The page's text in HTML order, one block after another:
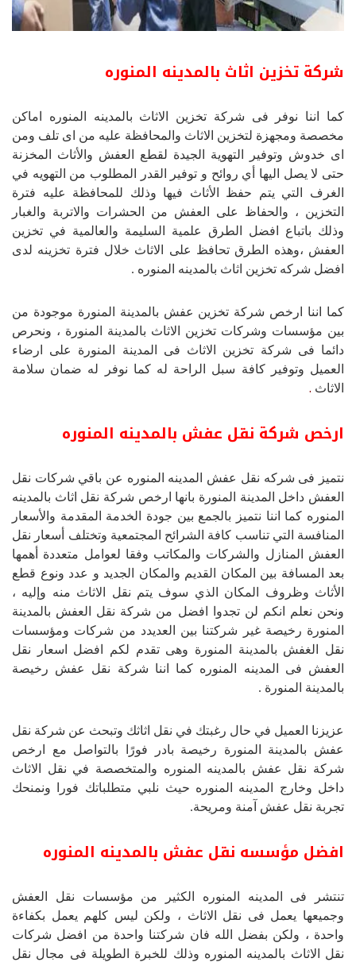
شركة تخزين اثاث بالمدينه المنوره
كما اننا نوفر فى شركة تخزين الاثاث بالمدينه المنوره اماكن
مخصصة ومجهزة لتخزين الاثاث والمحافظة عليه من اى تلف ومن
اى خدوش وتوفير التهوية الجيدة لقطع العفش والأثاث المخزنة
حتى لا يصل اليها أي روائح و توفير القدر المطلوب من التهويه في
الغرف التي يتم حفظ الأثاث فيها وذلك للمحافظة عليه فترة
التخزين ، والحفاظ على العفش من الحشرات والاتربة والغبار
وذلك باتباع افضل الطرق علمية السليمة والعالمية في تخزين
العفش ،وهذه الطرق تحافظ على الاثاث خلال فترة تخزينه لدى
افضل شركه تخزين اثاث بالمدينه المنوره .
كما اننا ارخص شركة تخزين عفش بالمدينة المنورة موجودة من
بين مؤسسات وشركات تخزين الاثاث بالمدينة المنورة ، ونحرص
دائما فى شركة تخزين الاثاث فى المدينة المنورة على ارضاء
العميل وتوفير كافة سبل الراحة له كما نوفر له ضمان سلامة
الاثاث .
ارخص شركة نقل عفش بالمدينه المنوره
نتميز فى شركه نقل عفش المدينه المنوره عن باقي شركات نقل
العفش داخل المدينة المنورة بانها ارخص شركة نقل اثاث بالمدينه
المنوره كما اننا نتميز بالجمع بين جودة الخدمة المقدمة والأسعار
المنافسة التي تناسب كافة الشرائح المجتمعية وتختلف أسعار نقل
العفش المنازل والشركات والمكاتب وفقا لعوامل متعددة أهمها
بعد المسافة بين المكان القديم والمكان الجديد و عدد ونوع قطع
الأثاث وظروف المكان الذي سوف يتم نقل الاثاث منه وإليه ،
ونحن نعلم انكم لن تجدوا افضل من شركة نقل العفش بالمدينة
المنورة رخيصة غير شركتنا بين العديدد من شركات ومؤسسات
نقل الغفش بالمدينة المنورة وهى تقدم لكم افضل اسعار نقل
العفش فى المدينه المنوره كما اننا شركة نقل عفش رخيصة
بالمدينة المنورة .
عزيزنا العميل في حال رغبتك في نقل اثاثك وتبحث عن شركة نقل
عفش بالمدينة المنورة رخيصة بادر فورًا بالتواصل مع ارخص
شركة نقل عفش بالمدينه المنوره والمتخصصة في نقل الاثاث
داخل وخارج المدينه المنوره حيث نلبي متطلباتك فورا ونمنحك
تجربة نقل عفش آمنة ومريحة.
افضل مؤسسه نقل عفش بالمدينه المنوره
تنتشر فى المدينه المنوره الكثير من مؤسسات نقل العفش
وجميعها يعمل فى نقل الاثاث ، ولكن ليس كلهم يعمل بكفاءة
واحدة ، ولكن بفضل الله فان شركتنا واحدة من افضل شركات
نقل الاثاث بالمدينه المنوره وذلك للخبرة الطويلة فى مجال نقل